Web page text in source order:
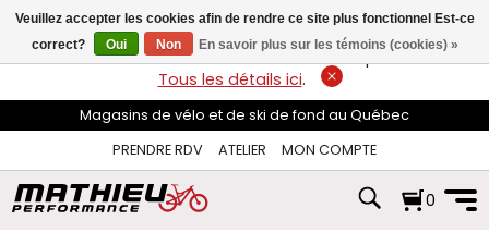
flèches
haut
et
pour
sélectionner
disponible.
Appuyez
LIVRAISON GRATUITEsur les commandes de plus de 74$*.
Tous les détails ici.
Magasins de vélo et de ski de fond au Québec
PRENDRE RDV
ATELIER MON COMPTE
0
Veuillez accepter les cookies afin de rendre ce site plus fonctionnel Est-ce
correct?
Oui Non En savoir plus sur les témoins (cookies) »